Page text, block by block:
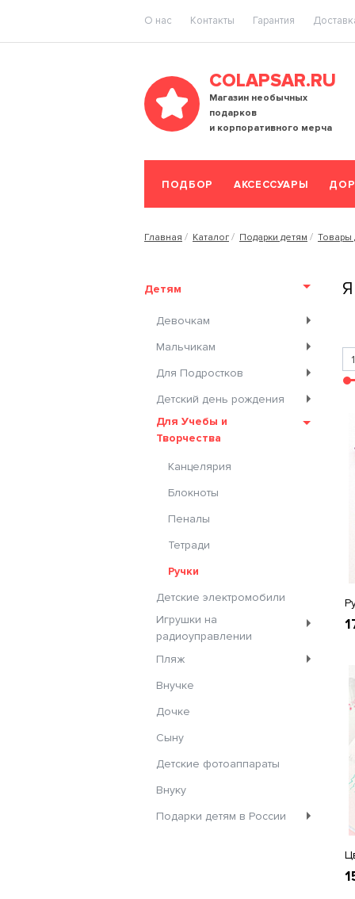
O нас Контакты Гарантия
COLAPSAR.RU
Магазин необычных
подарков
и корпоративного мерча
ПОДБОР АКСЕССУАРЫ
Главная Каталог Подарки детям Товары
Детям
Девочкам
Мальчикам
Для Подростков
Детский день рождения
Для Учебы и
Творчества
Канцелярия
Блокноты
Пеналы
Тетради
Ручки
Детские электромобили
Игрушки на
радиоуправлении
Пляж
Внучке
Дочке
Сыну
Детские фотоаппараты
Внуку
Подарки детям в России